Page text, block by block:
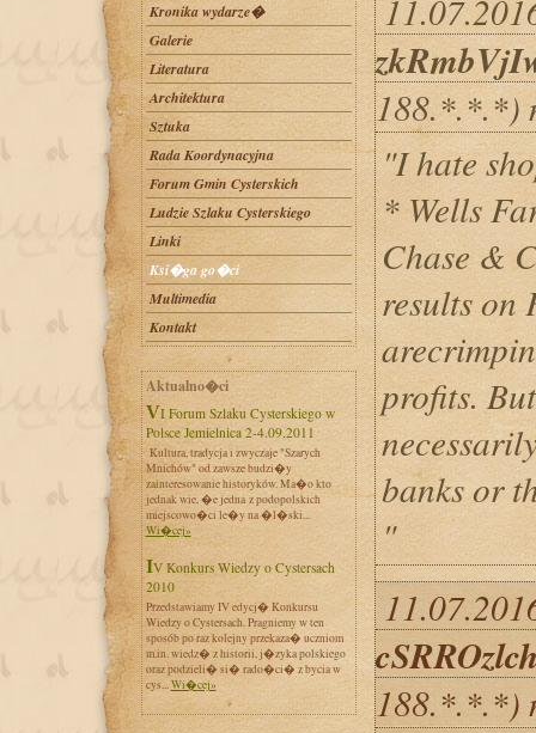
Kronika wydarze�
Galerie
Literatura
Architektura
Sztuka
Rada Koordynacyjna
Forum Gmin Cysterskich
Ludzie Szlaku Cysterskiego
Linki
Ksi�ga go�ci
Multimedia
Kontakt
Aktualno�ci
VI Forum Szlaku Cysterskiego w
Polsce Jemielnica 2-4.09.2011
Kultura, tradycja i zwyczaje "Szarych
Mnichów" od zawsze budzi�y
zainteresowanie historyków. Ma�o kto
jednak wie, �e jedna z podopolskich
miejscowo�ci le�y na �l�ski...
Wi�cej»
IV Konkurs Wiedzy o Cystersach
2010
Przedstawiamy IV edycj� Konkursu
Wiedzy o Cystersach. Pragniemy w ten
sposób po raz kolejny przekaza� uczniom
m.in. wiedz� z historii, j�zyka polskiego
oraz podzieli� si� rado�ci� z bycia w
cys...Wi�cej»
188.*.*.*)
"I hate
* Wells
Chase &
results on
profits.
banks or
"
188.*.*.*)